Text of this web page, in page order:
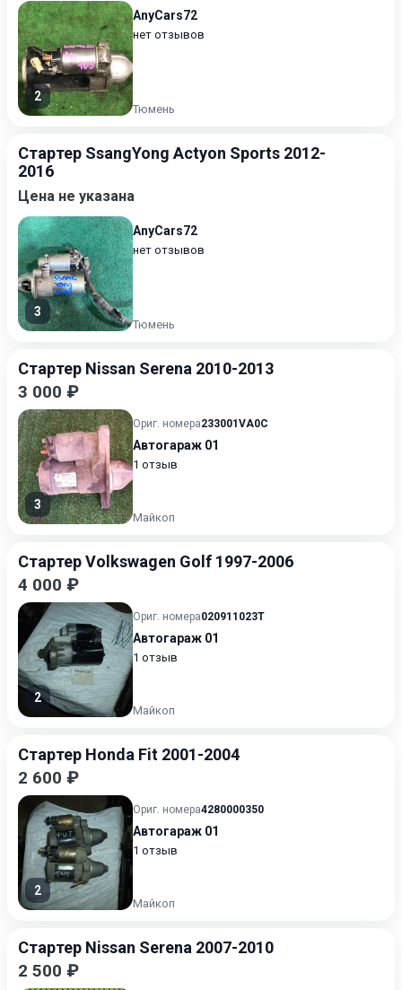
2
AnyCars72
нет отзывов
Тюмень
Стартер SsangYong Actyon Sports 2012-
2016
Цена не указана
3
AnyCars72
нет отзывов
Тюмень
Стартер Nissan Serena 2010-2013
3 000 ₽
3
Ориг. номера233001VA0C
Автогараж 01
1 отзыв
Майкоп
Стартер Volkswagen Golf 1997-2006
4 000 ₽
2
Ориг. номера020911023T
Автогараж 01
1 отзыв
Майкоп
Стартер Honda Fit 2001-2004
2 600 ₽
2
Ориг. номера4280000350
Автогараж 01
1 отзыв
Майкоп
Стартер Nissan Serena 2007-2010
2 500 ₽